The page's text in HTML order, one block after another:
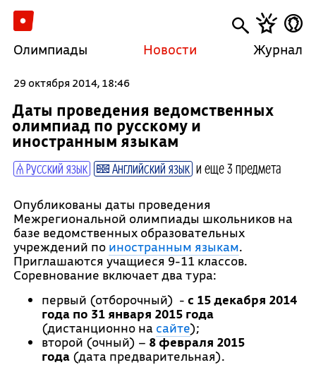
Олимпиады Новости Журнал
29 октября 2014, 18:46
Даты проведения ведомственных
олимпиад по русскому и
иностранным языкам
Русский язык Английский язык и еще 3 предмета
Опубликованы даты проведения
Межрегиональной олимпиады школьников на
базе ведомственных образовательных
учреждений по иностранным языкам.
Приглашаются учащиеся 9-11 классов.
Соревнование включает два тура:
первый (отборочный) - с 15 декабря 2014
года по 31 января 2015 года
(дистанционно на сайте);
второй (очный) – 8 февраля 2015
года (дата предварительная).